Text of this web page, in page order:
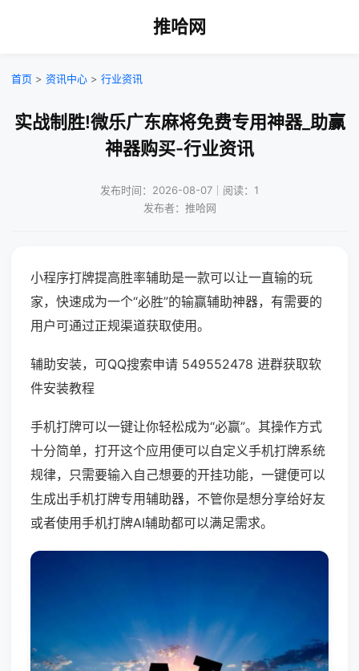
推哈网
首页 > 资讯中心 > 行业资讯
实战制胜!微乐广东麻将免费专用神器_助赢
神器购买-行业资讯
发布时间：2026-08-07｜阅读：1
发布者：推哈网
小程序打牌提高胜率辅助是一款可以让一直输的玩
家，快速成为一个“必胜”的输赢辅助神器，有需要的
用户可通过正规渠道获取使用。
辅助安装，可QQ搜索申请 549552478 进群获取软
件安装教程
手机打牌可以一键让你轻松成为“必赢”。其操作方式
十分简单，打开这个应用便可以自定义手机打牌系统
规律，只需要输入自己想要的开挂功能，一键便可以
生成出手机打牌专用辅助器，不管你是想分享给好友
或者使用手机打牌AI辅助都可以满足需求。